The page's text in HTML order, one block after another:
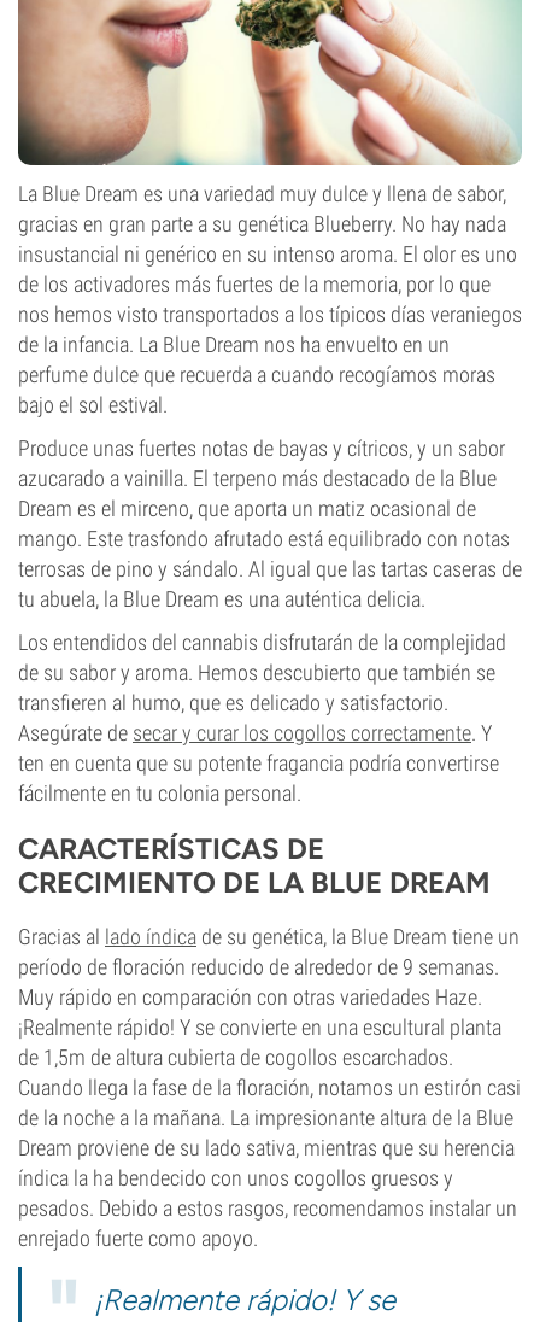
La Blue Dream es una variedad muy dulce y llena de sabor,
gracias en gran parte a su genética Blueberry. No hay nada
insustancial ni genérico en su intenso aroma. El olor es uno
de los activadores más fuertes de la memoria, por lo que
nos hemos visto transportados a los típicos días veraniegos
de la infancia. La Blue Dream nos ha envuelto en un
perfume dulce que recuerda a cuando recogíamos moras
bajo el sol estival.
Produce unas fuertes notas de bayas y cítricos, y un sabor
azucarado a vainilla. El terpeno más destacado de la Blue
Dream es el mirceno, que aporta un matiz ocasional de
mango. Este trasfondo afrutado está equilibrado con notas
terrosas de pino y sándalo. Al igual que las tartas caseras de
tu abuela, la Blue Dream es una auténtica delicia.
Los entendidos del cannabis disfrutarán de la complejidad
de su sabor y aroma. Hemos descubierto que también se
transfieren al humo, que es delicado y satisfactorio.
Asegúrate de secar y curar los cogollos correctamente. Y
ten en cuenta que su potente fragancia podría convertirse
fácilmente en tu colonia personal.
CARACTERÍSTICAS DE
CRECIMIENTO DE LA BLUE DREAM
Gracias al lado índica de su genética, la Blue Dream tiene un
período de floración reducido de alrededor de 9 semanas.
Muy rápido en comparación con otras variedades Haze.
¡Realmente rápido! Y se convierte en una escultural planta
de 1,5m de altura cubierta de cogollos escarchados.
Cuando llega la fase de la floración, notamos un estirón casi
de la noche a la mañana. La impresionante altura de la Blue
Dream proviene de su lado sativa, mientras que su herencia
índica la ha bendecido con unos cogollos gruesos y
pesados. Debido a estos rasgos, recomendamos instalar un
enrejado fuerte como apoyo.
¡Realmente rápido! Y se